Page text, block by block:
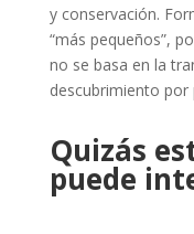
y conservación.
“más pequeños”,
no se basa en la
descubrimiento por
Quizás
puede